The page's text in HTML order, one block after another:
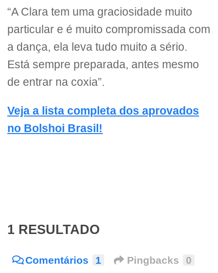
“A Clara tem uma graciosidade muito
particular e é muito compromissada com
a dança, ela leva tudo muito a sério.
Está sempre preparada, antes mesmo
de entrar na coxia”.
Veja a lista completa dos aprovados
no Bolshoi Brasil!
1 RESULTADO
Comentários 1 Pingbacks 0